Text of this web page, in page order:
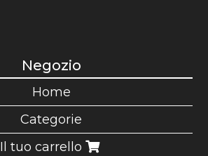
Negozio
Home
Categorie
Il tuo carrello